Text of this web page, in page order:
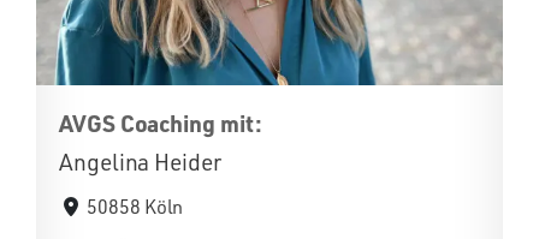
AVGS Coaching mit:
Angelina Heider
50858 Köln